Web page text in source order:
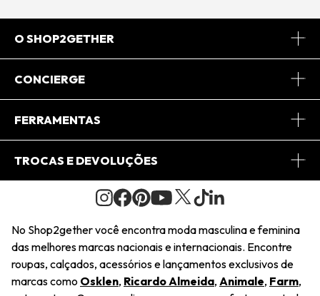
O SHOP2GETHER
Sobre Nós
Journal
Saiu na Mídia
Sustentabilidade
CONCIERGE
Central de Relacionamento
Regulamento e Promoções
FERRAMENTAS
Minha Conta
Pedido de Presente
Wishlist
TROCAS E DEVOLUÇÕES
Condições Gerais
Troca Fácil
Restituição de Pagamento
No Shop2gether você encontra moda masculina e feminina
das melhores marcas nacionais e internacionais. Encontre
roupas, calçados, acessórios e lançamentos exclusivos de
marcas como Osklen, Ricardo Almeida, Animale, Farm,